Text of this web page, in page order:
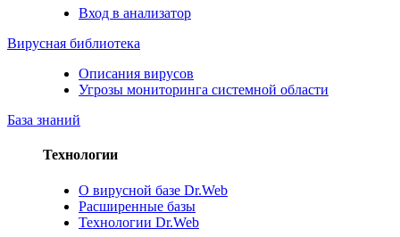
Вход в анализатор
Вирусная библиотека
Описания вирусов
Угрозы мониторинга системной области
База знаний
Технологии
О вирусной базе Dr.Web
Расширенные базы
Технологии Dr.Web